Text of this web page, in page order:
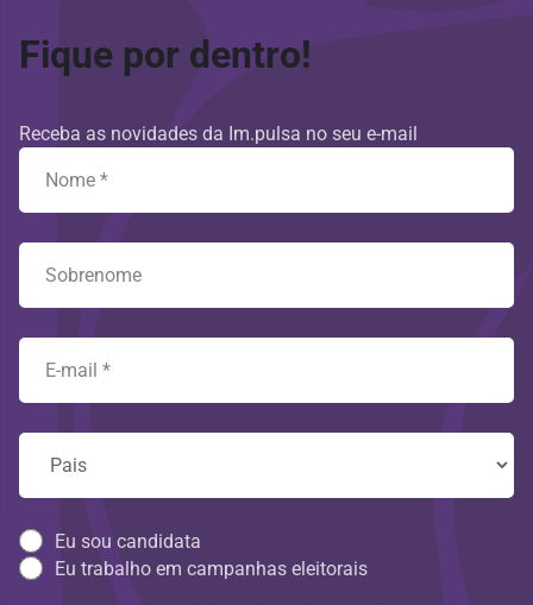
Fique por dentro!
Receba as novidades da Im.pulsa no seu e-mail
Eu sou candidata
Eu trabalho em campanhas eleitorais